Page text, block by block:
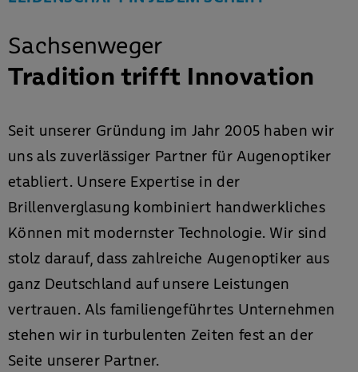
Sachsenweger
Tradition trifft Innovation
Seit unserer Gründung im Jahr 2005 haben wir
uns als zuverlässiger Partner für Augenoptiker
etabliert. Unsere Expertise in der
Brillenverglasung kombiniert handwerkliches
Können mit modernster Technologie. Wir sind
stolz darauf, dass zahlreiche Augenoptiker aus
ganz Deutschland auf unsere Leistungen
vertrauen. Als familiengeführtes Unternehmen
stehen wir in turbulenten Zeiten fest an der
Seite unserer Partner.